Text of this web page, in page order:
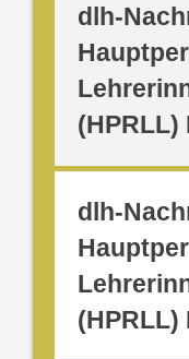
dlh-
(HPRLL)
dlh-
(HPRLL)